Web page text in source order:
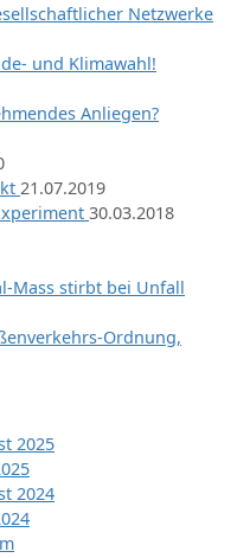
Netzwerke
und Klimawahl!
Anliegen?
21.07.2019
30.03.2018
Mass stirbt bei Unfall
Ordnung,
2025
2024